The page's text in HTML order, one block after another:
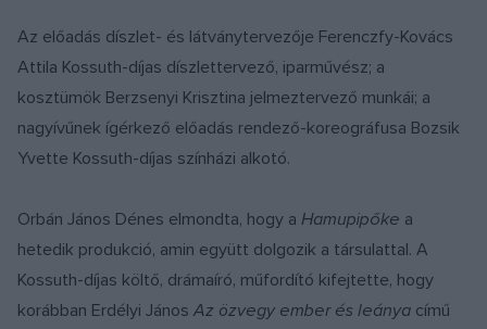
Az előadás díszlet- és látványtervezője Ferenczfy-Kovács
Attila Kossuth-díjas díszlettervező, iparművész; a
kosztümök Berzsenyi Krisztina jelmeztervező munkái; a
nagyívűnek ígérkező előadás rendező-koreográfusa Bozsik
Yvette Kossuth-díjas színházi alkotó.
Orbán János Dénes elmondta, hogy a Hamupipőke a
hetedik produkció, amin együtt dolgozik a társulattal. A
Kossuth-díjas költő, drámaíró, műfordító kifejtette, hogy
korábban Erdélyi JánosAz özvegy ember és leánya című